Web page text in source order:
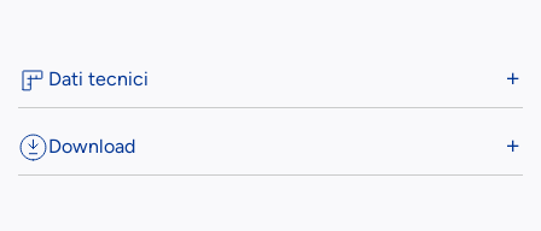
Dati tecnici
Download